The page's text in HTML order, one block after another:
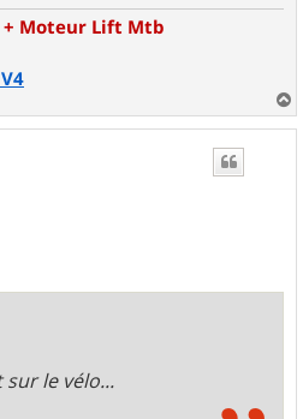
+ Moteur Lift Mtb
a
u
le vélo...